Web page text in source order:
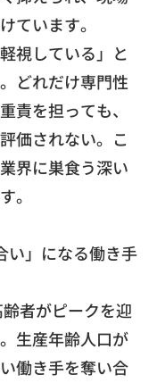
ています。
視している」 と
どれだけ専門性
責を担っても、
価されない。こ
界に巣食う深い
。
い」になる働き手
者がピークを迎
生産年齢人口が
働き手を奪い合